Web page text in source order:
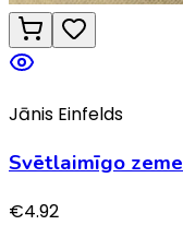
Jānis Einfelds
Svētlaimīgo zeme
€4.92